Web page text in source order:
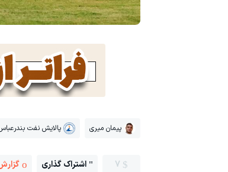
پیمان میری پالایش نفت
7 اشتراک گذاری